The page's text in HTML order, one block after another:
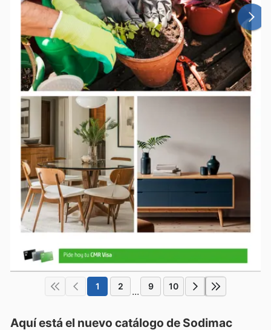
1 2 ... 9 10
Aquí está el nuevo catálogo de Sodimac